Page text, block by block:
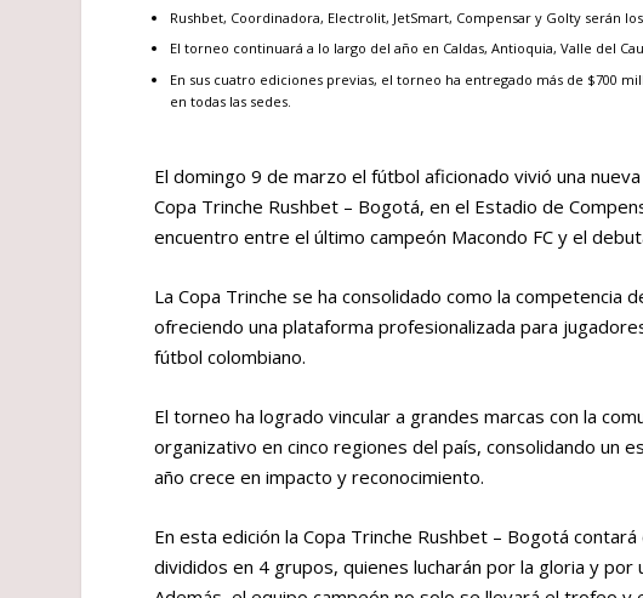
Rushbet, Coordinadora, Electrolit, JetSmart, Compensar y Golty serán
El torneo continuará a lo largo del año en Caldas, Antioquia, Valle del
En sus cuatro ediciones previas, el torneo ha entregado más de $700
en todas las sedes.
El domingo 9 de marzo el fútbol aficionado vivió una
Copa Trinche Rushbet – Bogotá, en el Estadio de
encuentro entre el último campeón Macondo FC y el
La Copa Trinche se ha consolidado como la competencia
ofreciendo una plataforma profesionalizada para
fútbol colombiano.
El torneo ha logrado vincular a grandes marcas con la
organizativo en cinco regiones del país, consolidando un
año crece en impacto y reconocimiento.
En esta edición la Copa Trinche Rushbet – Bogotá
divididos en 4 grupos, quienes lucharán por la gloria y